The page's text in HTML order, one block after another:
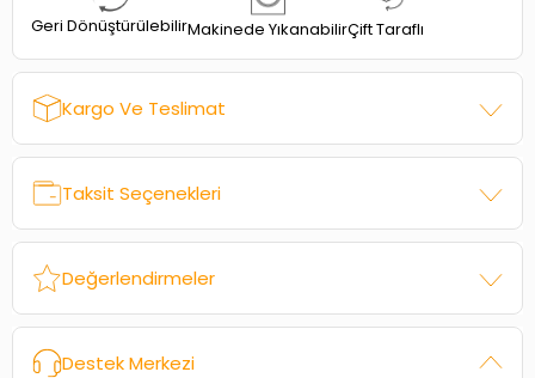
Geri DönüştürülebilirMakinede YıkanabilirÇift Taraflı
Kargo Ve Teslimat
Taksit Seçenekleri
Değerlendirmeler
Destek Merkezi